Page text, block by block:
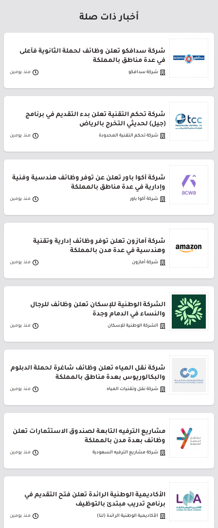
أخبار ذات صلة
شركة سدافكو تعلن وظائف لحملة الثانوية فأعلى
في عدة مناطق بالمملكة
شركة سدافكو منذ يومين
شركة تحكم التقنية تعلن بدء التقديم في برنامج
(جيل) لحديثي التخرج بالرياض
شركة تحكم التقنية المحدودة منذ يومين
شركة أكوا باور تعلن عن توفر وظائف هندسية وفنية
وإدارية في عدة مناطق بالمملكة
شركة أكوا باور منذ يومين
شركة أمازون تعلن توفر وظائف إدارية وتقنية
وهندسية في عدة مدن بالمملكة
شركة أمازون منذ يومين
الشركة الوطنية للإسكان تعلن وظائف للرجال
والنساء في الدمام وجدة
الشركة الوطنية للإسكان منذ يومين
شركة نقل المياه تعلن وظائف شاغرة لحملة الدبلوم
والبكالوريوس بعدة مناطق بالمملكة
شركة نقل وتقنيات المياه منذ يومين
مشاريع الترفيه التابعة لصندوق الاستثمارات تعلن
وظائف بعدة مدن بالمملكة
شركة مشاريع الترفيه السعودية منذ يومين
الأكاديمية الوطنية الرائدة تعلن فتح التقديم في
برنامج تدريب مبتدئ بالتوظيف
الأكاديمية الوطنية الرائدة (لنا) منذ يومين